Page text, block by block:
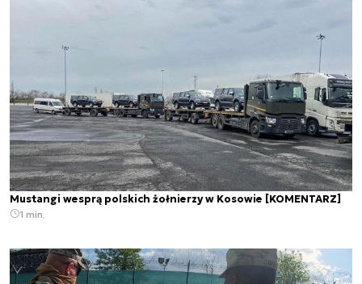
Mustangi wesprą polskich żołnierzy w Kosowie [KOMENTARZ]
1 min.